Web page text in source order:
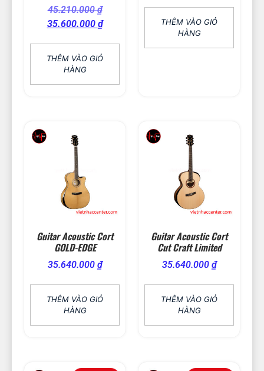
45.210.000₫
35.600.000 ₫
THÊM VÀO GIỎ
HÀNG
THÊM VÀO GIỎ
HÀNG
Guitar Acoustic Cort
GOLD-EDGE
35.640.000 ₫
THÊM VÀO GIỎ
HÀNG
Guitar Acoustic Cort
Cut Craft Limited
35.640.000 ₫
THÊM VÀO GIỎ
HÀNG